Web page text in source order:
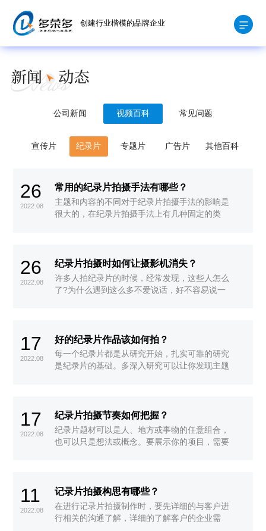
创建行业楷模的品牌企业
公司新闻 视频百科 常见问题
宣传片 纪录片 专题片 广告片 其他百科
26
2022.08
常用的纪录片拍摄手法有哪些？
主题和内容的不同对于纪录片拍摄手法的影响是
很大的，在纪录片拍摄手法上有几种固定的类
26
2022.08
纪录片拍摄时如何让摄影机消失？
许多人拍纪录片的时候，经常发现，这些人怎么
了?为什么遇到这么多不爱说话，好不容易说一
17
2022.08
好的纪录片作品该如何拍？
每一个纪录片都是从研究开始，扎实可靠的研究
是纪录片的基础。多深入研究可以让你发现主题
17
2022.08
纪录片拍摄节奏如何把握？
纪录片题材可以是人、地方或事物的任意组合，
也可以只是想法或概念。要展示你的项目，需要
11
2022.08
记录片拍摄构思有哪些？
在进行记录片拍摄制作时，要先详细的与客户进
行相关的沟通了解，详细的了解客户的企业需